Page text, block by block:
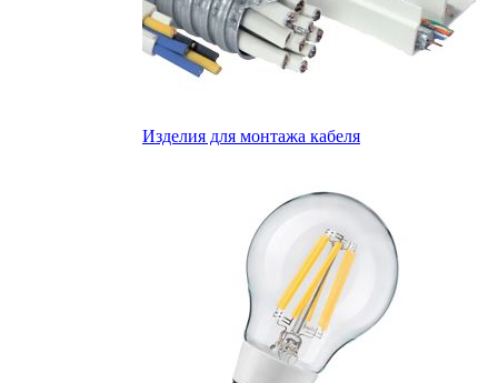
Изделия для монтажа кабеля